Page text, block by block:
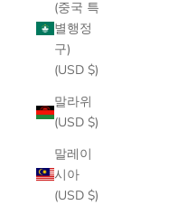
(중국 특
별행정
구)
(USD $)
말라위
(USD $)
말레이
시아
(USD $)